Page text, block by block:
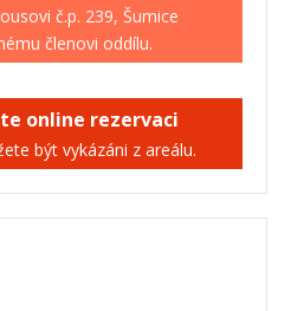
č.p. 239, Šumice
členovi oddílu.
online rezervaci
být vykázáni z areálu.